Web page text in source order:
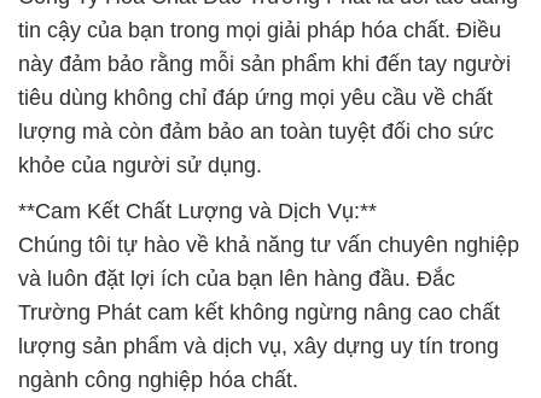
Trường Phát cam kết không ngừng nâng cao chất
lượng sản phẩm và dịch vụ, xây dựng uy tín trong
ngành công nghiệp hóa chất.
**Kết Luận:**
Với sự đa dạng, chất lượng và đội ngũ chuyên
nghiệp, Công Ty Hóa Chất Đắc Trường Phát là đối
tác tin cậy cho mọi doanh nghiệp trong nhu cầu sử
dụng hóa chất. Chúng tôi luôn sẵn sàng phục vụ và
đảm bảo rằng bạn nhận được những sản phẩm
chất lượng nhất trên thị trường.
# Đơn vị chuyên phân phối ♯ kinh doanh Hóa chất